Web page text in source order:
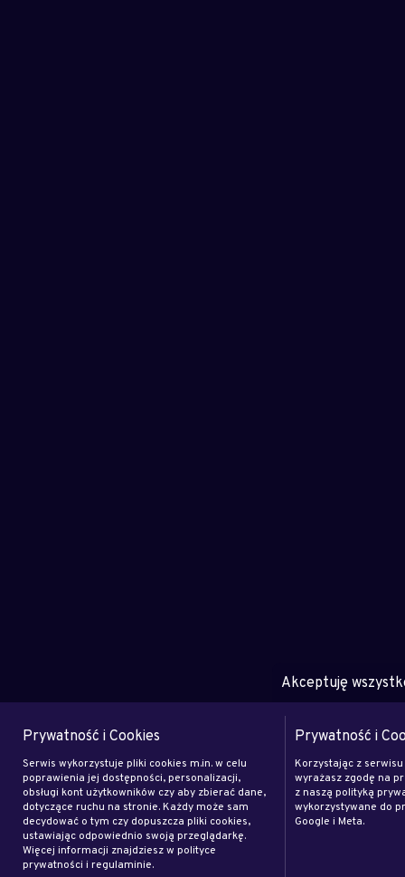
Akceptuję
Prywatność i Cookies
Serwis wykorzystuje pliki cookies m.in. w celu
poprawienia jej dostępności, personalizacji,
obsługi kont użytkowników czy aby zbierać dane,
dotyczące ruchu na stronie. Każdy może sam
decydować o tym czy dopuszcza pliki cookies,
ustawiając odpowiednio swoją przeglądarkę.
Więcej informacji znajdziesz w polityce
prywatności i regulaminie.
Prywatność i
Korzystając z
wyrażasz zgodę na
z naszą polityką
wykorzystywane do
Google i Meta.